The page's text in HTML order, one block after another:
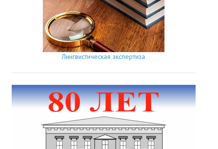
Лингвистическая экспертиза